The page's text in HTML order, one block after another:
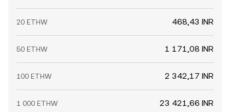
20 ETHW 468,43 INR
50 ETHW 1 171,08 INR
100 ETHW 2 342,17 INR
1 000 ETHW 23 421,66 INR